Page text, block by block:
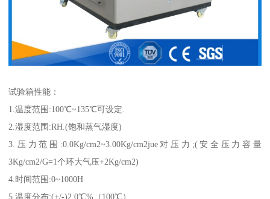
试验箱性能：
1.温度范围:100℃~135℃可设定.
2.湿度范围:RH.(饱和蒸气湿度)
3.压力范围:0.0Kg/cm2~3.00Kg/cm2jue对压力;(安全压力容量
3Kg/cm2/G=1个环大气压+2Kg/cm2)
4.时间范围:0~1000H
5.温度分布:(+/-)2.0℃%（100℃）